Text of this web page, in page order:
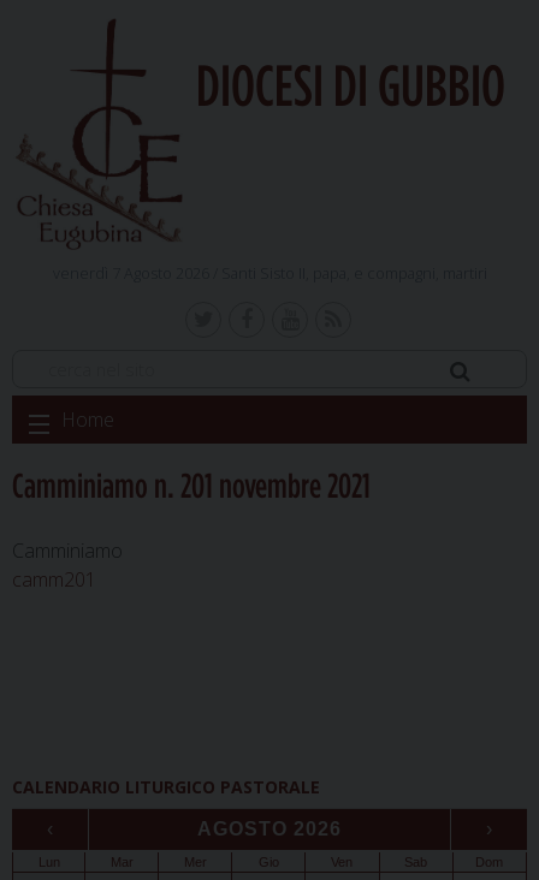
DIOCESI DI GUBBIO
Skip
to
Home
Camminiamo n. 201 novembre 2021
Camminiamo
camm201
CALENDARIO LITURGICO PASTORALE
‹ AGOSTO 2026 ›
Lun Mar Mer Gio Ven Sab Dom